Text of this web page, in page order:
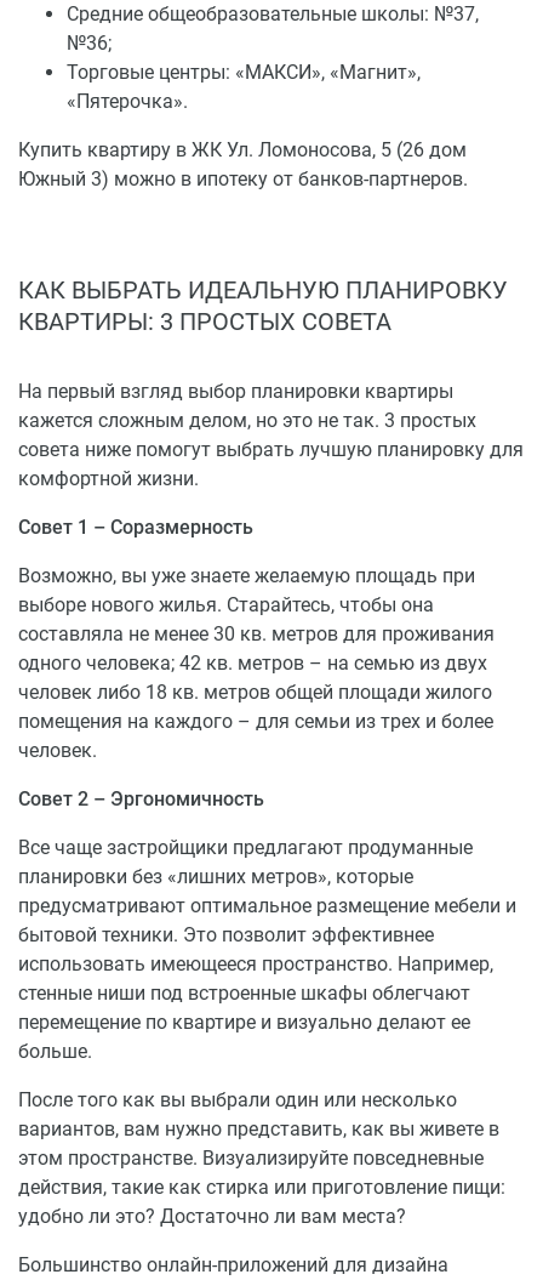
Средние общеобразовательные школы: №37,
№36;
Торговые центры: «МАКСИ», «Магнит»,
«Пятерочка».
Купить квартиру в ЖК Ул. Ломоносова, 5 (26 дом
Южный 3) можно в ипотеку от банков-партнеров.
КАК ВЫБРАТЬ ИДЕАЛЬНУЮ ПЛАНИРОВКУ
КВАРТИРЫ: 3 ПРОСТЫХ СОВЕТА
На первый взгляд выбор планировки квартиры
кажется сложным делом, но это не так. 3 простых
совета ниже помогут выбрать лучшую планировку для
комфортной жизни.
Совет 1 – Соразмерность
Возможно, вы уже знаете желаемую площадь при
выборе нового жилья. Старайтесь, чтобы она
составляла не менее 30 кв. метров для проживания
одного человека; 42 кв. метров – на семью из двух
человек либо 18 кв. метров общей площади жилого
помещения на каждого – для семьи из трех и более
человек.
Совет 2 – Эргономичность
Все чаще застройщики предлагают продуманные
планировки без «лишних метров», которые
предусматривают оптимальное размещение мебели и
бытовой техники. Это позволит эффективнее
использовать имеющееся пространство. Например,
стенные ниши под встроенные шкафы облегчают
перемещение по квартире и визуально делают ее
больше.
После того как вы выбрали один или несколько
вариантов, вам нужно представить, как вы живете в
этом пространстве. Визуализируйте повседневные
действия, такие как стирка или приготовление пищи:
удобно ли это? Достаточно ли вам места?
Большинство онлайн-приложений для дизайна